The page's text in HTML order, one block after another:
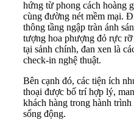
hứng từ phong cách hoàng
cùng đường nét mềm mại.
thông tầng ngập tràn ánh
tượng hoa phượng đỏ rực
tại sảnh chính, đan xen là
check-in nghệ thuật.
Bên cạnh đó, các tiện ích
thoại được bố trí hợp lý,
khách hàng trong hành
sống động.